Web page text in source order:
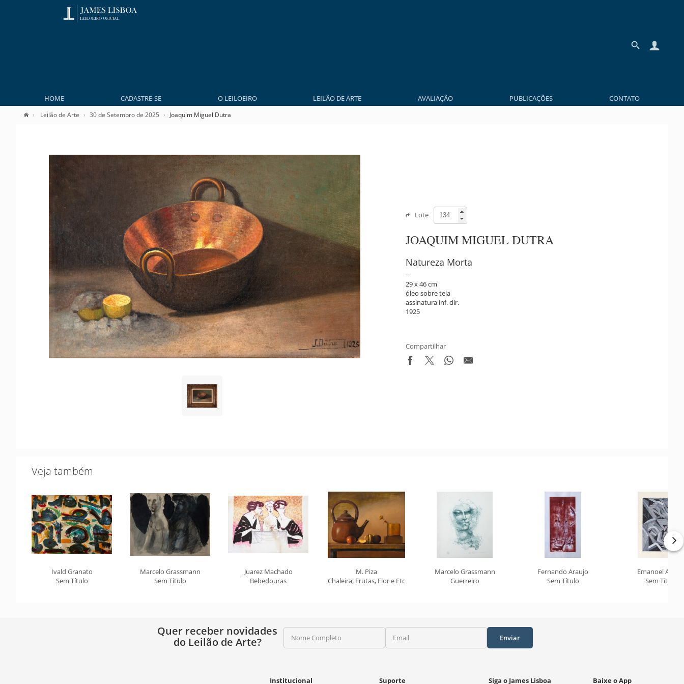
HOME CADASTRE-SE O LEILOEIRO LEILÃO DE ARTE AVALIAÇÃO PUBLICAÇÕES CONTATO
Leilão de Arte 30 de Setembro de 2025 Joaquim Miguel Dutra
Lote
JOAQUIM MIGUEL DUTRA
Natureza Morta
29 x 46 cm
óleo sobre tela
assinatura inf. dir.
1925
Compartilhar
Veja também
Ivald Granato
Sem Título
Marcelo Grassmann
Sem Título
Juarez Machado
Bebedouras
M. Piza
Chaleira, Frutas, Flor e Etc
Marcelo Grassmann
Guerreiro
Fernando Araujo
Sem Título
Emanoel
Sem Título
Quer receber novidades
do Leilão de Arte?
Nome Completo Email Enviar
Institucional Suporte Siga o James Lisboa Baixe o App